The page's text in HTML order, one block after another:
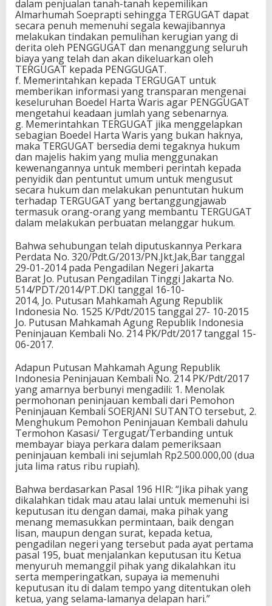
dalam penjualan tanah-tanah kepemilikan
Almarhumah Soeprapti sehingga TERGUGAT dapat
secara penuh memenuhi segala kewajibannya
melakukan tindakan pemulihan kerugian yang di
derita oleh PENGGUGAT dan menanggung seluruh
biaya yang telah dan akan dikeluarkan oleh
TERGUGAT kepada PENGGUGAT.
f. Memerintahkan kepada TERGUGAT untuk
memberikan informasi yang transparan mengenai
keseluruhan Boedel Harta Waris agar PENGGUGAT
mengetahui keadaan jumlah yang sebenarnya.
g. Memerintahkan TERGUGAT jika menggelapkan
sebagian Boedel Harta Waris yang bukan haknya,
maka TERGUGAT bersedia demi tegaknya hukum
dan majelis hakim yang mulia menggunakan
kewenangannya untuk memberi perintah kepada
penyidik dan pentuntut umum untuk mengusut
secara hukum dan melakukan penuntutan hukum
terhadap TERGUGAT yang bertanggungjawab
termasuk orang-orang yang membantu TERGUGAT
dalam melakukan perbuatan melanggar hukum.
Bahwa sehubungan telah diputuskannya Perkara
Perdata No. 320/Pdt.G/2013/PN.Jkt.Jak,Bar tanggal
29-01-2014 pada Pengadilan Negeri Jakarta
Barat Jo. Putusan Pengadilan Tinggi Jakarta No.
514/PDT/2014/PT.DKI tanggal 16-10-
2014, Jo. Putusan Mahkamah Agung Republik
Indonesia No. 1525 K/Pdt/2015 tanggal 27- 10-2015
Jo. Putusan Mahkamah Agung Republik Indonesia
Peninjauan Kembali No. 214 PK/Pdt/2017 tanggal 15-
06-2017.
Adapun Putusan Mahkamah Agung Republik
Indonesia Peninjauan Kembali No. 214 PK/Pdt/2017
yang amarnya berbunyi mengadili: 1. Menolak
permohonan peninjauan kembali dari Pemohon
Peninjauan Kembali SOERJANI SUTANTO tersebut, 2.
Menghukum Pemohon Peninjauan Kembali dahulu
Termohon Kasasi/ Tergugat/Terbanding untuk
membayar biaya perkara dalam pemeriksaan
peninjauan kembali ini sejumlah Rp2.500.000,00 (dua
juta lima ratus ribu rupiah).
Bahwa berdasarkan Pasal 196 HIR: “Jika pihak yang
dikalahkan tidak mau atau lalai untuk memenuhi isi
keputusan itu dengan damai, maka pihak yang
menang memasukkan permintaan, baik dengan
lisan, maupun dengan surat, kepada ketua,
pengadilan negeri yang tersebut pada ayat pertama
pasal 195, buat menjalankan keputusan itu Ketua
menyuruh memanggil pihak yang dikalahkan itu
serta memperingatkan, supaya ia memenuhi
keputusan itu di dalam tempo yang ditentukan oleh
ketua, yang selama-lamanya delapan hari.”